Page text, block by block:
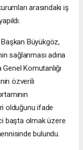
arasındaki iş
Büyükgöz,
sağlanması adına
Komutanlığı
özverili
olduğunu ifade
başta olmak üzere
bulundu.